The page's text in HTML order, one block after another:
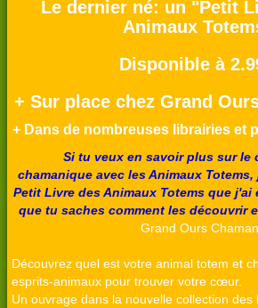
Le dernier né: un "Petit
Animaux
Disponible à
+ Sur place chez Grand
+ Dans de nombreuses librairies et
Si tu veux en savoir plus sur le
chamanique avec les Animaux
Petit Livre des Animaux Totems que
que tu saches comment les découvrir
Grand Ours Chaman
Découvrez quel est votre animal totem et
esprits-animaux pour trouver votre cœur.
Un ouvrage dans la nouvelle collection des